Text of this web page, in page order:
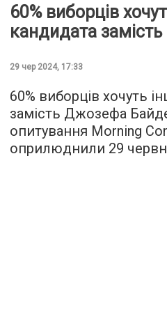
60% виборців
кандидата
29 чер 2024, 17:33
60% виборців хочуть
замість Джозефа
опитування Morning
оприлюднили 29